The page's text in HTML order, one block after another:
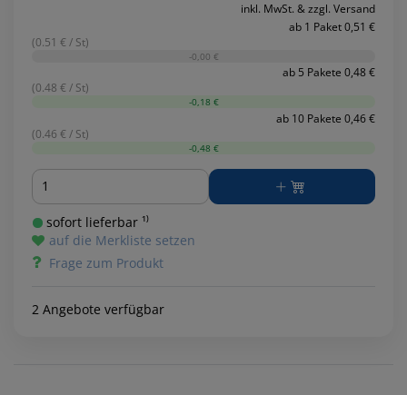
inkl. MwSt. & zzgl. Versand
ab 1 Paket 0,51 €
(0.51 € / St)
-0,00 €
ab 5 Pakete 0,48 €
(0.48 € / St)
-0,18 €
ab 10 Pakete 0,46 €
(0.46 € / St)
-0,48 €
Menge
sofort lieferbar ¹⁾
auf die Merkliste setzen
Frage zum Produkt
2 Angebote verfügbar